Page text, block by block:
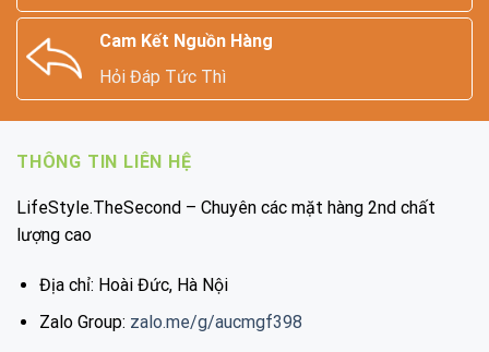
Cam Kết Nguồn Hàng
Hỏi Đáp Tức Thì
THÔNG TIN LIÊN HỆ
LifeStyle.TheSecond – Chuyên các mặt hàng 2nd chất
lượng cao
Địa chỉ: Hoài Đức, Hà Nội
Zalo Group: zalo.me/g/aucmgf398